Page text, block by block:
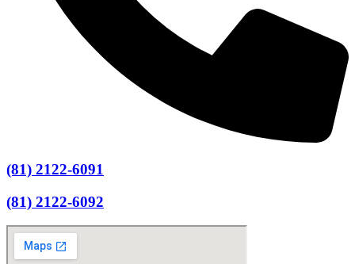
(81) 2122-6091
(81) 2122-6092